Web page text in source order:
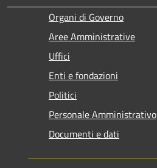
Organi di Governo
Aree Amministrative
Uffici
Enti e fondazioni
Politici
Personale Amministrativo
Documenti e dati